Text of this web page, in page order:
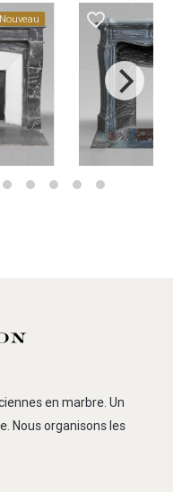
Nouveau favorite_border
en marbre. Un
Nous organisons les